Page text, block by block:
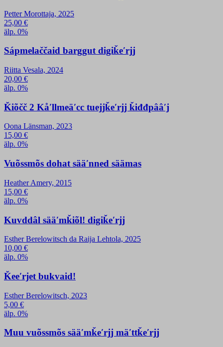
Petter Morottaja, 2025
25,00 €
älp. 0%
Sápmelaččaid barggut digiǩeʹrjj
Riitta Vesala, 2024
20,00 €
älp. 0%
Ǩiõčč 2 Kåʹllmeäʹcc tuejjǩeʹrjj ǩiđđpââʹj
Oona Länsman, 2023
15,00 €
älp. 0%
Vuõssmõs dohat sääʹnned säämas
Heather Amery, 2015
15,00 €
älp. 0%
Kuvddâl sääʹmǩiõl! digiǩeʹrjj
Esther Berelowitsch da Raija Lehtola, 2025
10,00 €
älp. 0%
Ǩeeʹrjet bukvaid!
Esther Berelowitsch, 2023
5,00 €
älp. 0%
Muu vuõssmõs sääʹmǩeʹrjj mäʹttǩeʹrjj